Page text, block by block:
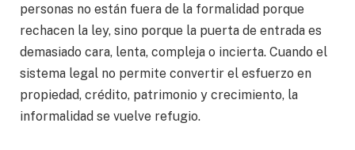
personas no están fuera de la formalidad porque
rechacen la ley, sino porque la puerta de entrada es
demasiado cara, lenta, compleja o incierta. Cuando el
sistema legal no permite convertir el esfuerzo en
propiedad, crédito, patrimonio y crecimiento, la
informalidad se vuelve refugio.